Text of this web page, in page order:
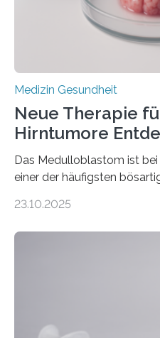
sich die linke Herzkammer
stark kontrahiert…
Medizin Gesundheit
Neue Therapie
Hirntumore
Das Medulloblastom ist
einer der häufigsten
Betroffenen können mit
Dringend benötigt werden
nur Tumorschwachstellen
Gewebe verschonen.
Hertie-Institut für klinische
Universitätsklinikum
23.10.2025